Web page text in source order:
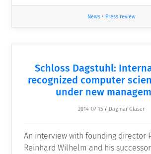
News• Press review
Schloss Dagstuhl:
recognized computer
under new
2014-07-15 / Dagmar Glaser
An interview with founding director
Reinhard Wilhelm and his